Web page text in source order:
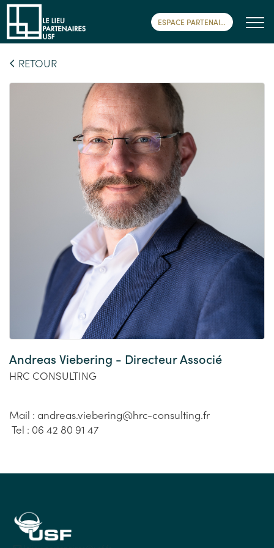
ESPACE PARTENAIRE
RETOUR
Andreas Viebering - Directeur Associé
HRC CONSULTING
Mail : andreas.viebering@hrc-consulting.fr
Tel : 06 42 80 91 47